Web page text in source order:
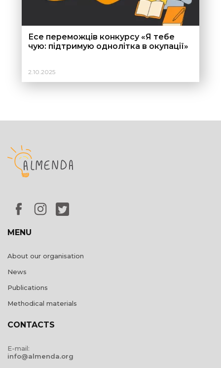
Есе переможців конкурсу «Я тебе
чую: підтримую однолітка в окупації»
2.10.2025
MENU
About our organisation
News
Publications
Methodical materials
CONTACTS
E-mail:
info@almenda.org